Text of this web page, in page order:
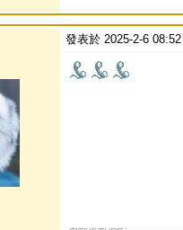
發表於 2025-2-6 08:52